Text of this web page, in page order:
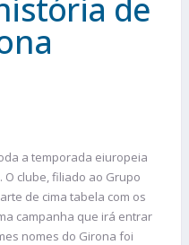
de
a temporada eiuropeia
O clube, filiado ao Grupo
de cima tabela com os
campanha que irá entrar
nomes do Girona foi